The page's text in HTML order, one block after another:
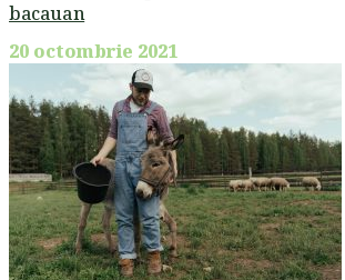
bacauan
20 octombrie 2021